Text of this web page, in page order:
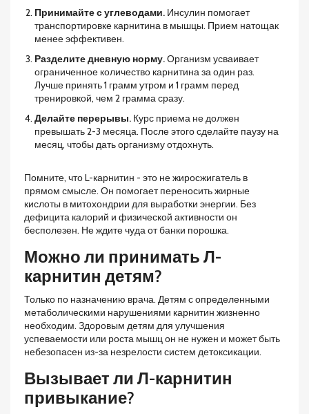
Принимайте с углеводами. Инсулин помогает
транспортировке карнитина в мышцы. Прием натощак
менее эффективен.
Разделите дневную норму.Организм усваивает
ограниченное количество карнитина за один раз.
Лучше принять 1 грамм утром и 1 грамм перед
тренировкой, чем 2 грамма сразу.
Делайте перерывы. Курс приема не должен
превышать 2-3 месяца. После этого сделайте паузу на
месяц, чтобы дать организму отдохнуть.
Помните, что L-карнитин - это не жиросжигатель в
прямом смысле. Он помогает переносить жирные
кислоты в митохондрии для выработки энергии. Без
дефицита калорий и физической активности он
бесполезен. Не ждите чуда от банки порошка.
Можно ли принимать Л-
карнитин детям?
Только по назначению врача. Детям с определенными
метаболическими нарушениями карнитин жизненно
необходим. Здоровым детям для улучшения
успеваемости или роста мышц он не нужен и может быть
небезопасен из-за незрелости систем детоксикации.
Вызывает ли Л-карнитин
привыкание?